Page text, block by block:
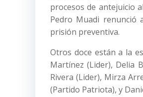
procesos de antejuicio
Pedro Muadi renunció
prisión preventiva.
Otros doce están a la
Martínez (Lider), Delia
Rivera (Lider), Mirza
(Partido Patriota), y